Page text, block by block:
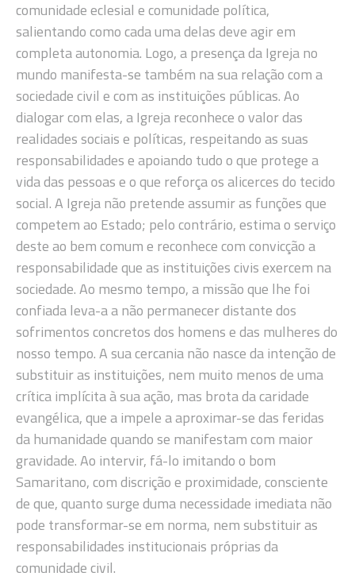
comunidade eclesial e comunidade política,
salientando como cada uma delas deve agir em
completa autonomia. Logo, a presença da Igreja no
mundo manifesta-se também na sua relação com a
sociedade civil e com as instituições públicas. Ao
dialogar com elas, a Igreja reconhece o valor das
realidades sociais e políticas, respeitando as suas
responsabilidades e apoiando tudo o que protege a
vida das pessoas e o que reforça os alicerces do tecido
social. A Igreja não pretende assumir as funções que
competem ao Estado; pelo contrário, estima o serviço
deste ao bem comum e reconhece com convicção a
responsabilidade que as instituições civis exercem na
sociedade. Ao mesmo tempo, a missão que lhe foi
confiada leva-a a não permanecer distante dos
sofrimentos concretos dos homens e das mulheres do
nosso tempo. A sua cercania não nasce da intenção de
substituir as instituições, nem muito menos de uma
crítica implícita à sua ação, mas brota da caridade
evangélica, que a impele a aproximar-se das feridas
da humanidade quando se manifestam com maior
gravidade. Ao intervir, fá-lo imitando o bom
Samaritano, com discrição e proximidade, consciente
de que, quanto surge duma necessidade imediata não
pode transformar-se em norma, nem substituir as
responsabilidades institucionais próprias da
comunidade civil.